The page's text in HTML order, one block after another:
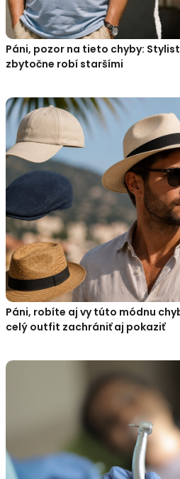
Páni, pozor na tieto chyby:
zbytočne robí staršími
Páni, robíte aj vy túto módnu
celý outfit zachrániť aj pokaziť